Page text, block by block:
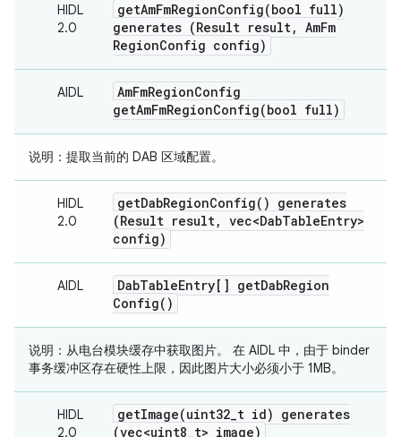
HIDL
2.0
getAmFmRegionConfig(bool full)
generates (Result result, AmFm
RegionConfig config)
AIDL AmFmRegionConfig
getAmFmRegionConfig(bool full)
说明： 提取当前的 DAB 区域配置。
HIDL
2.0
getDabRegionConfig( ) generates
(Result result, vec<DabTableEntry>
config)
AIDL DabTableEntry[] getDabRegion
Config( )
说明 ：从电台模块缓存中获取图片。 在 AIDL 中，由于 binder
事务缓冲区存在硬性上限，因此图片大小必须小于 1MB。
HIDL
2.0
getImage(uint32_t id) generates
(vec<uint8_t> image)